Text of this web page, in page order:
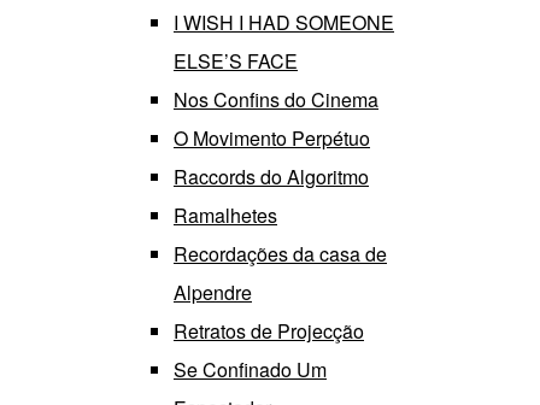
I WISH I HAD SOMEONE
ELSE’S FACE
Nos Confins do Cinema
O Movimento Perpétuo
Raccords do Algoritmo
Ramalhetes
Recordações da casa de
Alpendre
Retratos de Projecção
Se Confinado Um